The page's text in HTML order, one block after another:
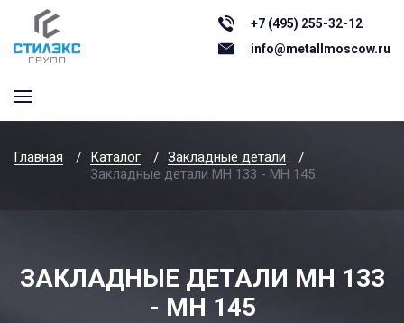
+7 (495) 255-32-12
info@metallmoscow.ru
Главная Каталог
Закладные детали
Закладные детали МН 133 - МН 145
ЗАКЛАДНЫЕ ДЕТАЛИ МН 133
- МН 145